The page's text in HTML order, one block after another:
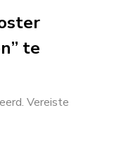
te
Vereiste